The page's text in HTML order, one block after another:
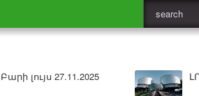
ԼՈՒՐԵՐ 25.11.2025